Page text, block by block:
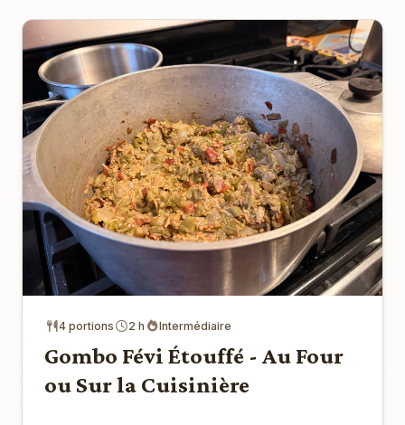
4 portions 2 h Intermédiaire
Gombo Févi Étouffé - Au Four
ou Sur la Cuisinière